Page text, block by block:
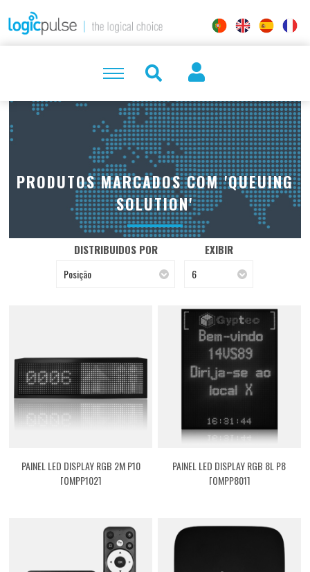
PRODUTOS MARCADOS COM 'QUEUING
SOLUTION'
DISTRIBUIDOS POR
Posição
EXIBIR
6
PAINEL LED DISPLAY RGB 2M P10
[QMPP102]
PAINEL LED DISPLAY RGB 8L P8
[QMPP801]